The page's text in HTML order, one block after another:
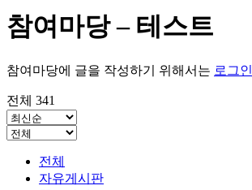
참여마당 – 테스트
참여마당에 글을 작성하기 위해서는 로그인
전체 341
전체
자유게시판